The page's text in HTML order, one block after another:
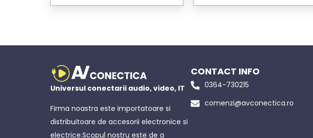
Universul conectarii audio, video, IT
Firma noastra este importatoare si
distribuitoare de accesorii electronice si
electrice.Scopul nostru este de a
CONTACT INFO
0364-730215
comenzi@avconectica.ro